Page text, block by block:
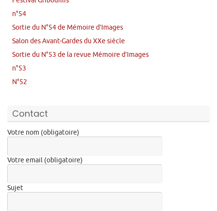
n°54
Sortie du N°54 de Mémoire d’Images
Salon des Avant-Gardes du XXe siècle
Sortie du N°53 de la revue Mémoire d’Images
n°53
N°52
Contact
Votre nom (obligatoire)
Votre email (obligatoire)
Sujet